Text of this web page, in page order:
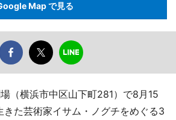
Map で見る
（横浜市中区山下町281）で8月15
きた芸術家イサム・ノグチをめぐる3